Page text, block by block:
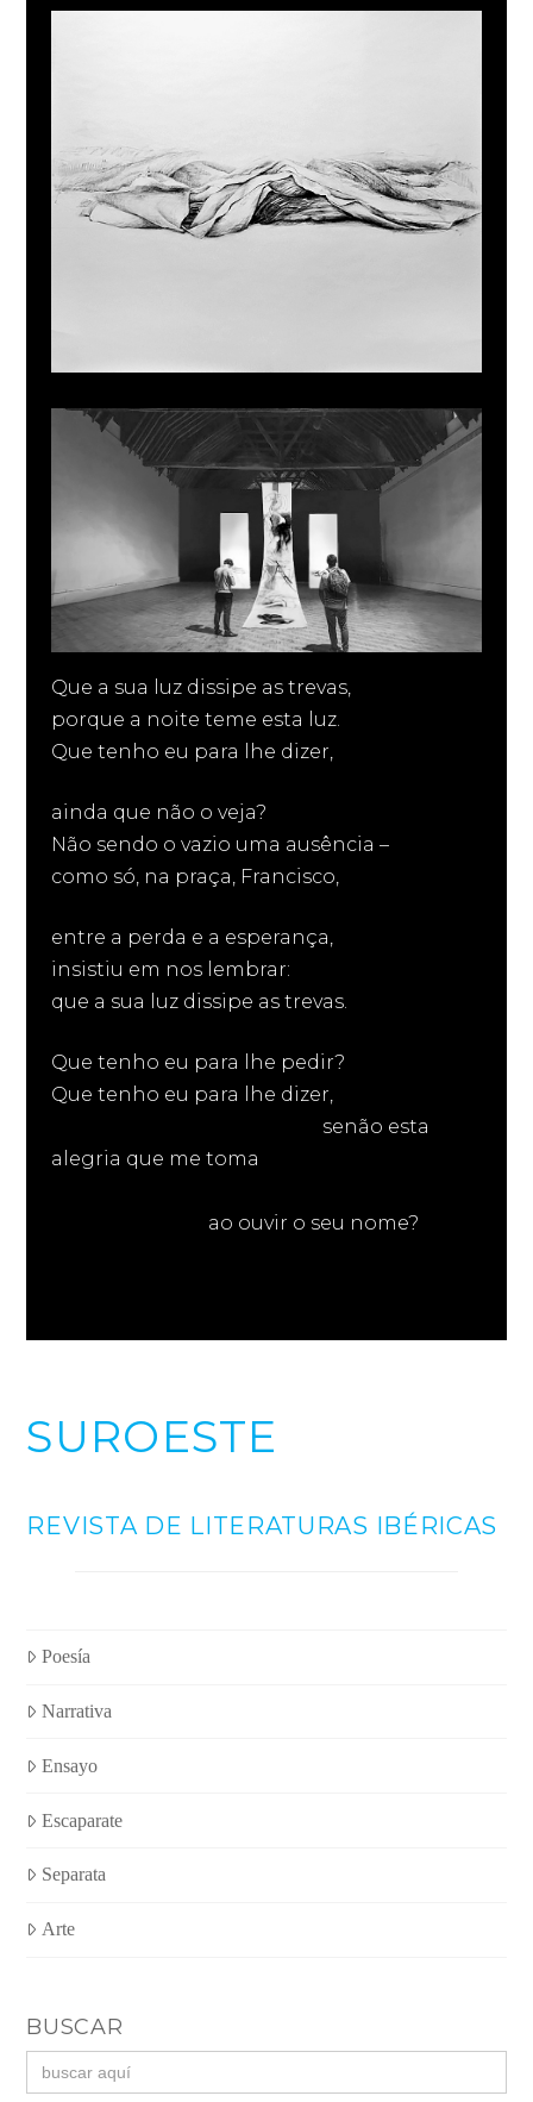
Que a sua luz dissipe as trevas,
porque a noite teme esta luz.
Que tenho eu para lhe dizer,
ainda que não o veja?
Não sendo o vazio uma ausência –
como só, na praça, Francisco,
entre a perda e a esperança,
insistiu em nos lembrar:
que a sua luz dissipe as trevas.
Que tenho eu para lhe pedir?
Que tenho eu para lhe dizer,
senão esta
alegria que me toma
ao ouvir o seu nome?
SUROESTE
REVISTA DE LITERATURAS IBÉRICAS
Poesía
Narrativa
Ensayo
Escaparate
Separata
Arte
BUSCAR
Buscar: